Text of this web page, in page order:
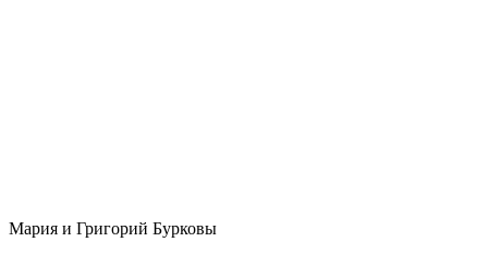
Мария и Григорий Бурковы